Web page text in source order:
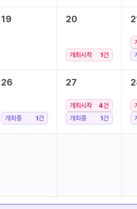
19 20
개최시작 1건
26
개최중 1건
27
개최시작 4건
개최중
1건